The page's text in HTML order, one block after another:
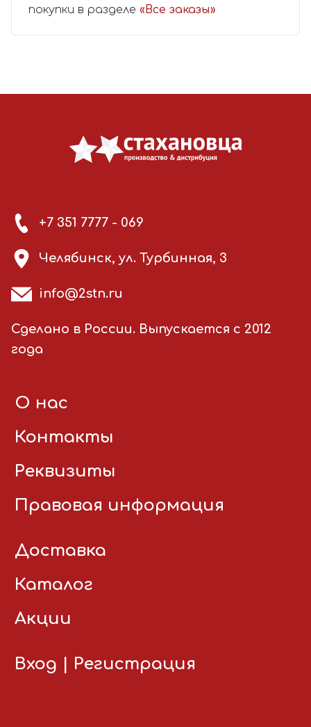
покупки в разделе «Все заказы»
+7 351 7777 - 069
Челябинск, ул. Турбинная, 3
info@2stn.ru
Сделано в России. Выпускается с 2012
года
О нас
Контакты
Реквизиты
Правовая информация
Доставка
Каталог
Акции
Вход Регистрация